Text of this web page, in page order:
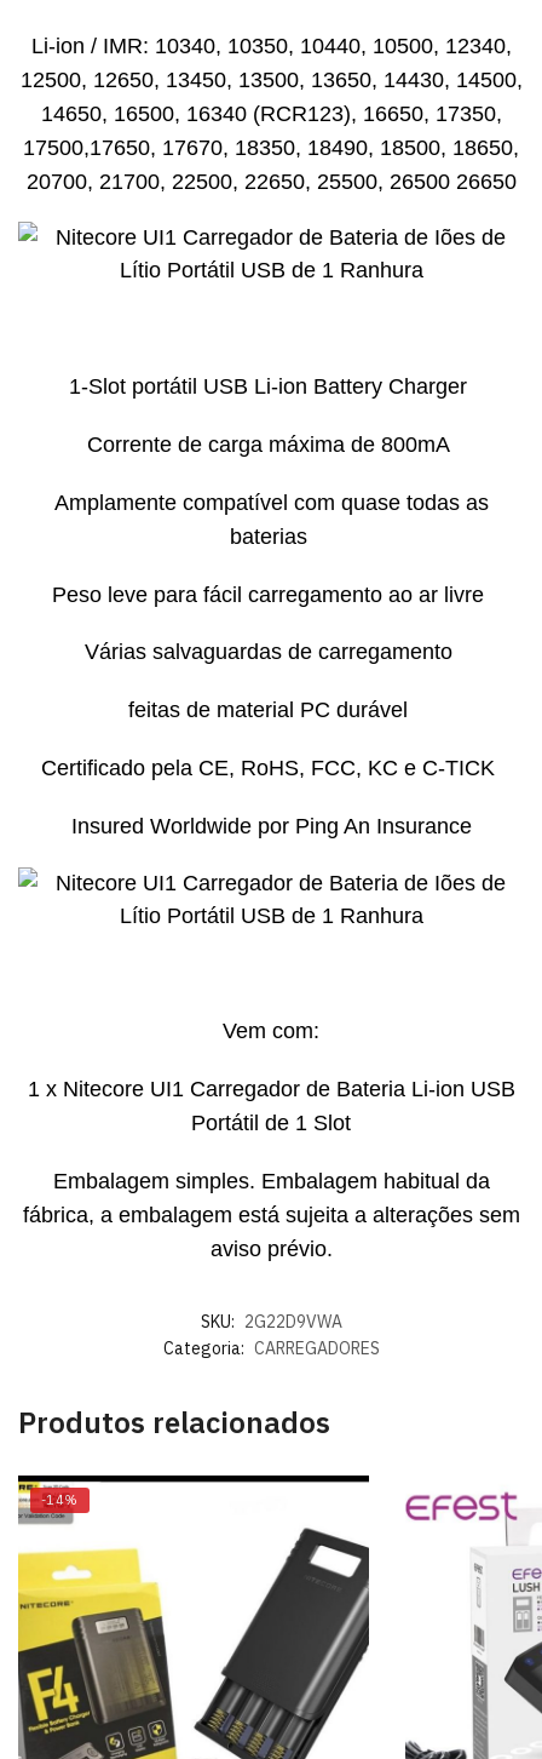
Li-ion / IMR: 10340, 10350, 10440, 10500, 12340,
12500, 12650, 13450, 13500, 13650, 14430, 14500,
14650, 16500, 16340 (RCR123), 16650, 17350,
17500,17650, 17670, 18350, 18490, 18500, 18650,
20700, 21700, 22500, 22650, 25500, 26500 26650
1-Slot portátil USB Li-ion Battery Charger
Corrente de carga máxima de 800mA
Amplamente compatível com quase todas as
baterias
Peso leve para fácil carregamento ao ar livre
Várias salvaguardas de carregamento
feitas de material PC durável
Certificado pela CE, RoHS, FCC, KC e C-TICK
Insured Worldwide por Ping An Insurance
Vem com:
1 x Nitecore UI1 Carregador de Bateria Li-ion USB
Portátil de 1 Slot
Embalagem simples. Embalagem habitual da
fábrica, a embalagem está sujeita a alterações sem
aviso prévio.
SKU: 2G22D9VWA
Categoria: CARREGADORES
Produtos relacionados
-14%